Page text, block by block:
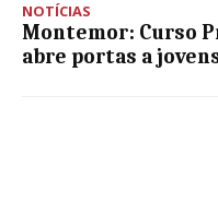
NOTÍCIAS
Montemor: Curso
abre portas a